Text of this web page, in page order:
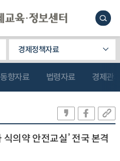
경제정책자료
동향자료 법령자료 경제관
의약 안전교실’ 전국 본격